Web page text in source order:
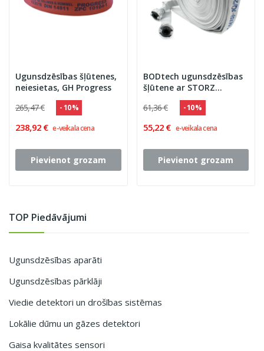
TOP Piedāvājumi
Ugunsdzēsības aparāti
Ugunsdzēsības pārklāji
Viedie detektori un drošības sistēmas
Lokālie dūmu un gāzes detektori
Gaisa kvalitātes sensori
Ugunsdzēsības šļūtenes,
neiesietas, GH Progress
265,47 €
- 10 %
238,92 € e-veikala cena
Pievienot grozam
BODtech ugunsdzēsības
šļūtene ar STORZ
savienojumu
61,36 € - 10 %
55,22 € e-veikala cena
Pievienot grozam